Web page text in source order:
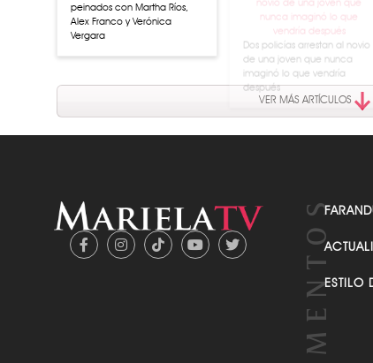
peinados con Martha Ríos,
Alex Franco y Verónica
Vergara
VER MÁS ARTÍCULOS
ESTILO